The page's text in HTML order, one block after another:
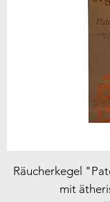
Räucherkegel
mit